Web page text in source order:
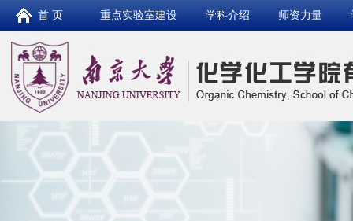
首 页 重点实验室建设 学科介绍 师资力量